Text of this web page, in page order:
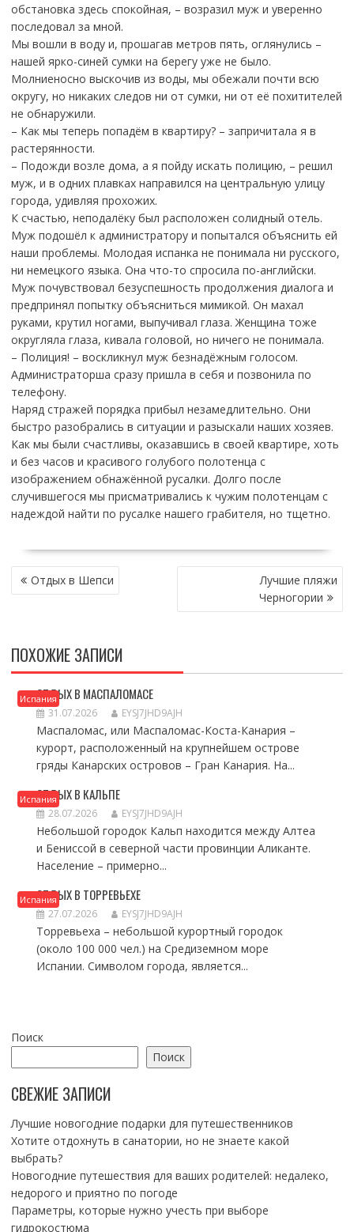
обстановка здесь спокойная, – возразил муж и уверенно
последовал за мной.
Мы вошли в воду и, прошагав метров пять, оглянулись –
нашей ярко-синей сумки на берегу уже не было.
Молниеносно выскочив из воды, мы обежали почти всю
округу, но никаких следов ни от сумки, ни от её похитителей
не обнаружили.
– Как мы теперь попадём в квартиру? – запричитала я в
растерянности.
– Подожди возле дома, а я пойду искать полицию, – решил
муж, и в одних плавках направился на центральную улицу
города, удивляя прохожих.
К счастью, неподалёку был расположен солидный отель.
Муж подошёл к администратору и попытался объяснить ей
наши проблемы. Молодая испанка не понимала ни русского,
ни немецкого языка. Она что-то спросила по-английски.
Муж почувствовал безуспешность продолжения диалога и
предпринял попытку объясниться мимикой. Он махал
руками, крутил ногами, выпучивал глаза. Женщина тоже
округляла глаза, кивала головой, но ничего не понимала.
– Полиция! – воскликнул муж безнадёжным голосом.
Администраторша сразу пришла в себя и позвонила по
телефону.
Наряд стражей порядка прибыл незамедлительно. Они
быстро разобрались в ситуации и разыскали наших хозяев.
Как мы были счастливы, оказавшись в своей квартире, хоть
и без часов и красивого голубого полотенца с
изображением обнажённой русалки. Долго после
случившегося мы присматривались к чужим полотенцам с
надеждой найти по русалке нашего грабителя, но тщетно.
НАВИГАЦИЯ
ПО Отдых в Шепси
Лучшие пляжи
Черногории
ПОХОЖИЕ ЗАПИСИ
Испания
ОТДЫХ В МАСПАЛОМАСЕ
31.07.2026 EYSJ7JHD9AJH
Маспаломас, или Маспаломас-Коста-Канария –
курорт, расположенный на крупнейшем острове
гряды Канарских островов – Гран Канария. На...
Испания
ОТДЫХ В КАЛЬПЕ
28.07.2026 EYSJ7JHD9AJH
Небольшой городок Кальп находится между Алтеа
и Бениссой в северной части провинции Аликанте.
Население – примерно...
Испания
ОТДЫХ В ТОРРЕВЬЕХЕ
27.07.2026 EYSJ7JHD9AJH
Торревьеха – небольшой курортный городок
(около 100 000 чел.) на Средиземном море
Испании. Символом города, является...
Поиск
Поиск
СВЕЖИЕ ЗАПИСИ
Лучшие новогодние подарки для путешественников
Хотите отдохнуть в санатории, но не знаете какой
выбрать?
Новогодние путешествия для ваших родителей: недалеко,
недорого и приятно по погоде
Параметры, которые нужно учесть при выборе
гидрокостюма